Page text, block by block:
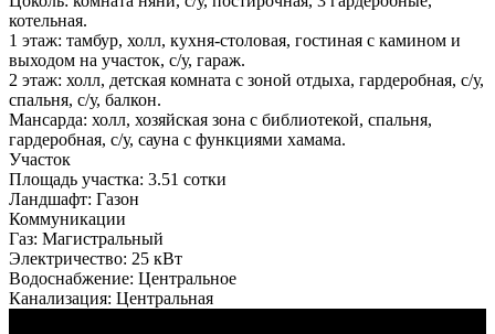
котельная.
1 этаж: тамбур, холл, кухня-столовая, гостиная с камином и
выходом на участок, с/у, гараж.
2 этаж: холл, детская комната с зоной отдыха, гардеробная, с/у,
спальня, с/у, балкон.
Мансарда: холл, хозяйская зона с библиотекой, спальня,
гардеробная, с/у, сауна с функциями хамама.
Участок
Площадь участка: 3.51 сотки
Ландшафт: Газон
Коммуникации
Газ: Магистральный
Электричество: 25 кВт
Водоснабжение: Центральное
Канализация: Центральная